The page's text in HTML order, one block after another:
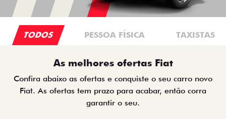
TODOS PESSOA FÍSICA TAXISTAS
As melhores ofertas Fiat
Confira abaixo as ofertas e conquiste o seu carro novo
Fiat. As ofertas tem prazo para acabar, então corra
garantir o seu.